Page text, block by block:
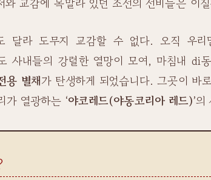
달라 도무지 교감할 수 없다. 오직 우
사내들의 강렬한 열망이 모여, 마침내 di
용 별채가 탄생하게 되었습니다. 그곳이 바
가 열광하는 ‘야코레드(야동코리아 레드)’의